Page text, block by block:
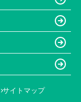
サイトマップ